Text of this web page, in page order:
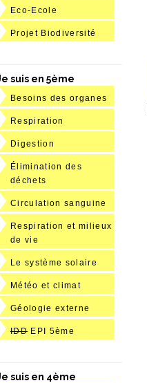
Eco-Ecole
Projet Biodiversité
suis en 5ème
Besoins des organes
Respiration
Digestion
Élimination des
déchets
Circulation sanguine
Respiration et milieux
de vie
Le système solaire
Météo et climat
Géologie externe
IDD EPI 5ème
suis en 4ème